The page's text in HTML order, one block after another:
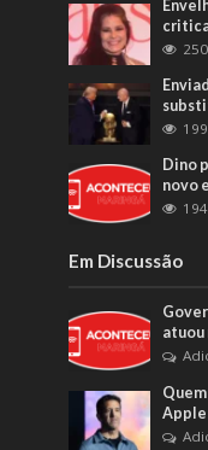
Dino
novo
Em Discussão
atuou
Apple